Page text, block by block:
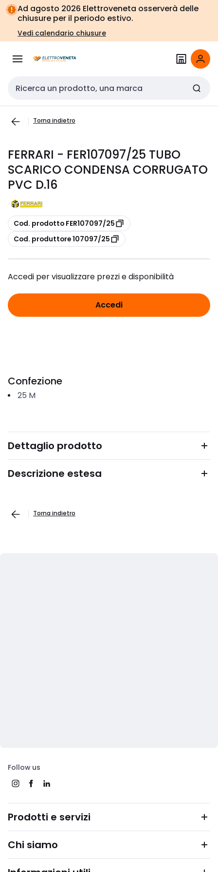
Vai alla
navigazione
Vai
alla
pagina
Ad agosto 2026 Elettroveneta osserverà delle
chiusure per il periodo estivo.
Vedi calendario chiusure
Cerca input
Torna indietro
FERRARI - FER107097/25 TUBO
SCARICO CONDENSA CORRUGATO
PVC D.16
copia
Cod. prodotto FER107097/25
copia
Cod. produttore 107097/25
Accedi per visualizzare prezzi e disponibilità
Accedi
Confezione
25 M
Dettaglio prodotto
Descrizione estesa
Torna indietro
Follow us
Prodotti e servizi
Chi siamo